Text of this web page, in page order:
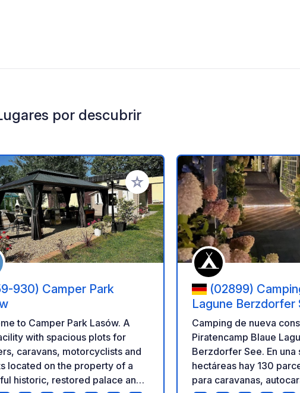
por descubrir
Añadir a tus favoritos
930) Camper Park
to Camper Park Lasów. A
with spacious plots for
caravans, motorcyclists and
located on the property of a
historic, restored palace and
(02899)
Lagune Berzdorfer
Camping de nueva
Piratencamp Blaue
Berzdorfer See. En
hectáreas hay 130
para caravanas,